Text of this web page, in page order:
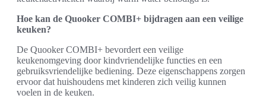
Hoe kan de Quooker COMBI+ bijdragen aan een veilige
keuken?
De Quooker COMBI+ bevordert een veilige
keukenomgeving door kindvriendelijke functies en een
gebruiksvriendelijke bediening. Deze eigenschappens zorgen
ervoor dat huishoudens met kinderen zich veilig kunnen
voelen in de keuken.